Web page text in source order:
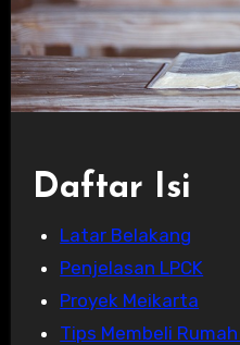
Daftar Isi
Latar Belakang
Penjelasan LPCK
Proyek Meikarta
Tips Membeli